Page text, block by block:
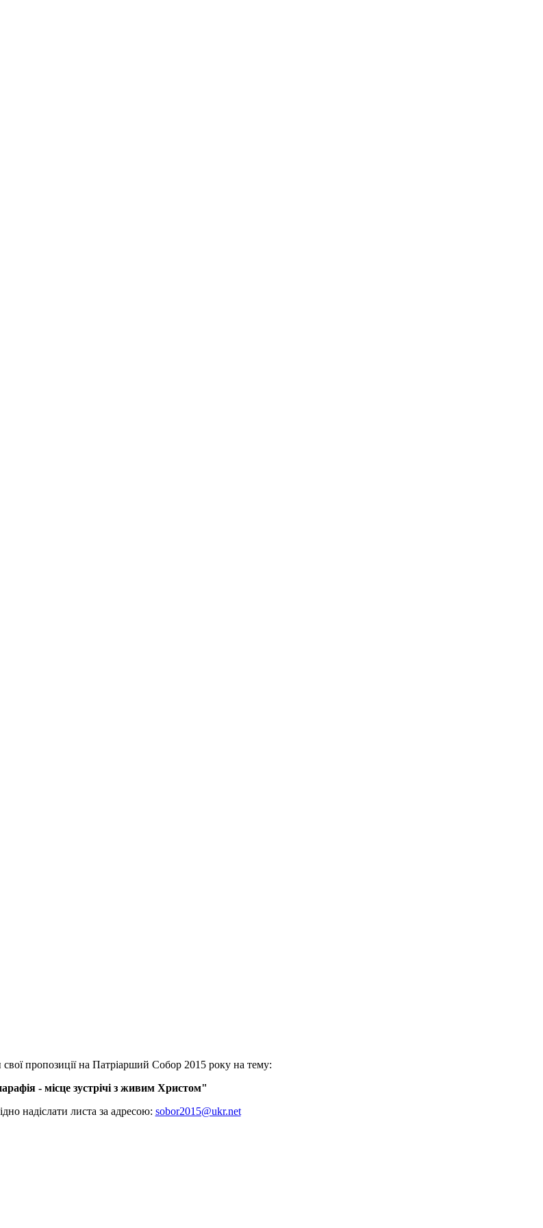
пропозиції на Патріарший Собор 2015 року на тему:
- місце зустрічі з живим Христом"
надіслати листа за адресою: sobor2015@ukr.net